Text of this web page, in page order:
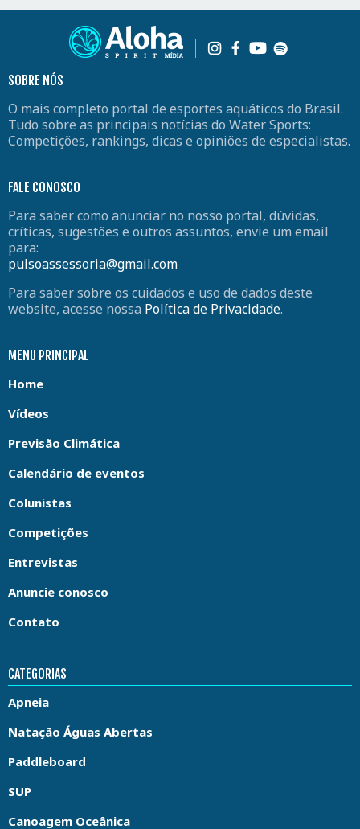
SOBRE NÓS
O mais completo portal de esportes aquáticos do Brasil.
Tudo sobre as principais notícias do Water Sports:
Competições, rankings, dicas e opiniões de especialistas.
FALE CONOSCO
Para saber como anunciar no nosso portal, dúvidas,
críticas, sugestões e outros assuntos, envie um email
para:
pulsoassessoria@gmail.com
Para saber sobre os cuidados e uso de dados deste
website, acesse nossa Política de Privacidade.
MENU PRINCIPAL
Home
Vídeos
Previsão Climática
Calendário de eventos
Colunistas
Competições
Entrevistas
Anuncie conosco
Contato
CATEGORIAS
Apneia
Natação Águas Abertas
Paddleboard
SUP
Canoagem Oceânica